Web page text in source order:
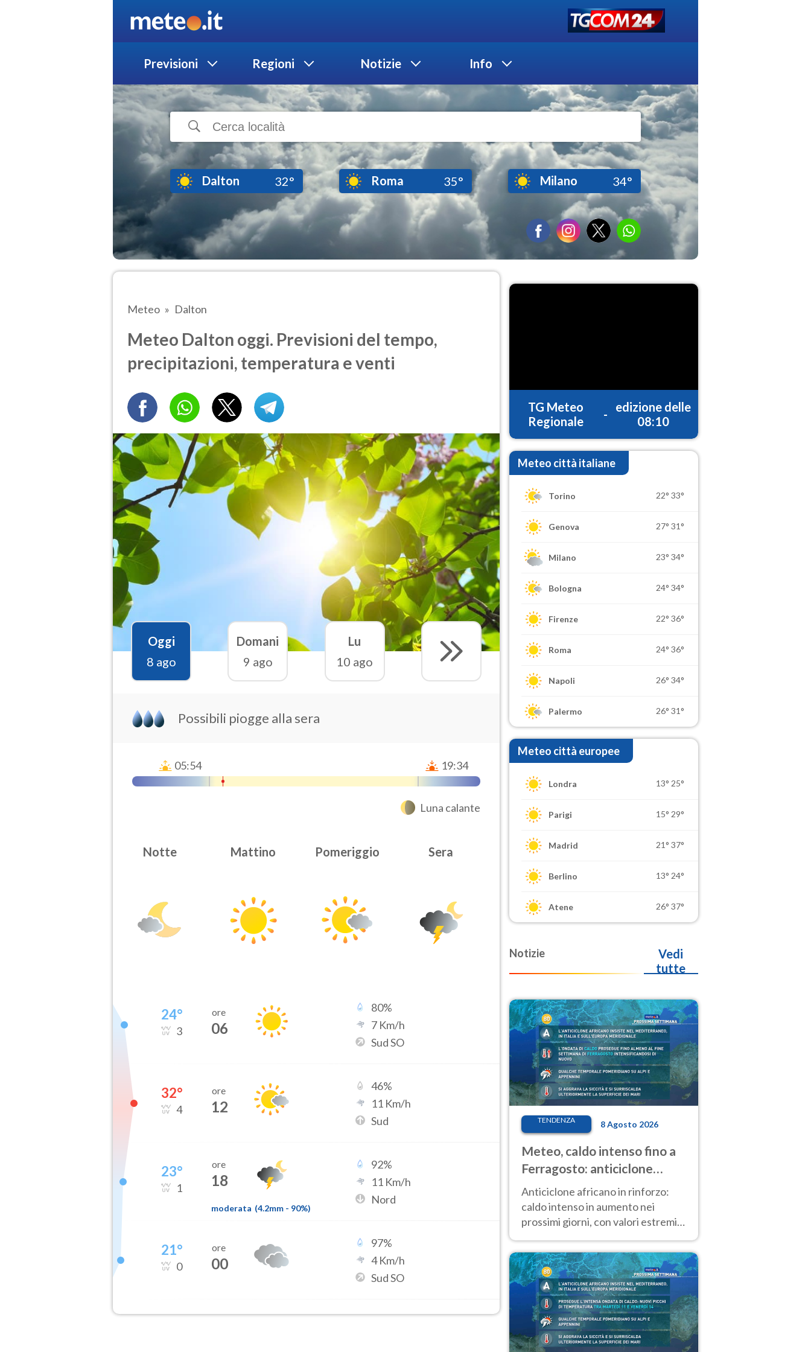
Previsioni Regioni Notizie Info
Dalton 32° Roma 35° Milano 34°
Meteo Dalton
Meteo Dalton oggi. Previsioni del tempo,
precipitazioni, temperatura e venti
Oggi
8 ago
Domani
9 ago
Lu
10 ago
Possibili piogge alla sera
05:54 19:34
Luna calante
Notte Mattino Pomeriggio Sera
24°
3
ore
06
80%
7 Km/h
Sud SO
32°
4
ore
12
46%
11 Km/h
Sud
23°
1
ore
18
moderata (4.2mm - 90%)
92%
11 Km/h
Nord
21°
0
ore
00
97%
4Km/h
Sud SO
TG Meteo
Regionale
-
edizione delle
08:10
Meteo città italiane
Torino 22° 33°
Genova 27° 31°
Milano 23° 34°
Bologna 24° 34°
Firenze 22° 36°
Roma 24° 36°
Napoli 26° 34°
Palermo 26° 31°
Meteo città europee
Londra 13° 25°
Parigi 15° 29°
Madrid 21° 37°
Berlino 13° 24°
Atene 26° 37°
Notizie
Vedi
tutte
TENDENZA 8 Agosto 2026
Meteo, caldo intenso fino a
Ferragosto: anticiclone
africano ancora
protagonista
Anticiclone africano in rinforzo:
caldo intenso in aumento nei
prossimi giorni, con valori estremi
d’Italia.